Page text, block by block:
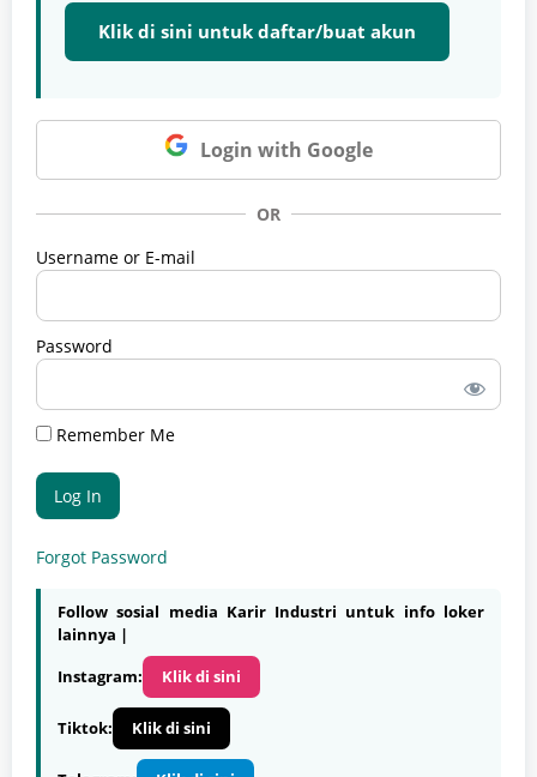
Klik di sini untuk daftar/buat akun
Login with Google
OR
Username or E-mail
Password
Remember Me
Forgot Password
Follow sosial media Karir Industri untuk info loker
lainnya |
Instagram:
Klik di sini
Tiktok: Klik di sini